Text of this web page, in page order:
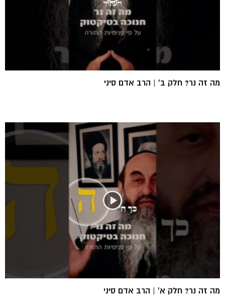
מה זה נר? חלק ב’ | הרב אדם סיני
מה זה נר? חלק א’ | הרב אדם סיני